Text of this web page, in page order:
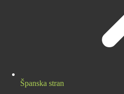
Španska stran